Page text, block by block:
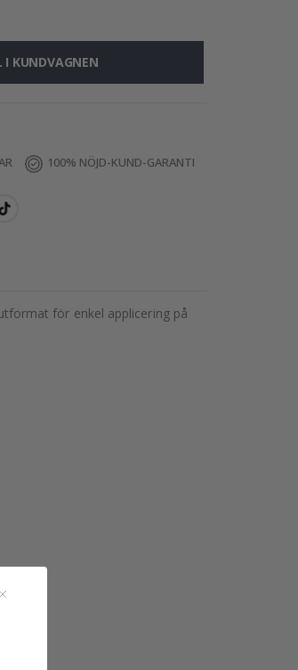
I KUNDVAGNEN
100% NÖJD-KUND-GARANTI
för enkel applicering på